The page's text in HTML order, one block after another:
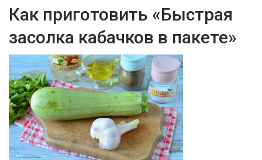
Как приготовить «Быстрая
засолка кабачков в пакете»